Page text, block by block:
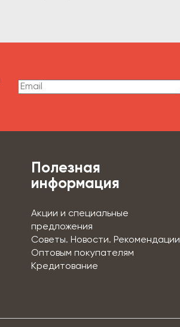
Полезная
информация
Акции и специальные
предложения
Советы. Новости. Рекомендации
Оптовым покупателям
Кредитование